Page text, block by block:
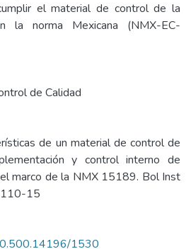
el material de control de la
la norma Mexicana (NMX-EC-
de Calidad
de un material de control de
y control interno de
marco de la NMX 15189. Bol Inst
15
1530